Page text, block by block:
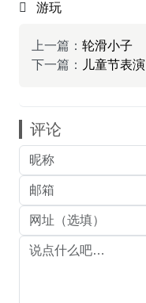
游玩
上一篇： 轮滑小子
下一篇：
儿童节表演
评论